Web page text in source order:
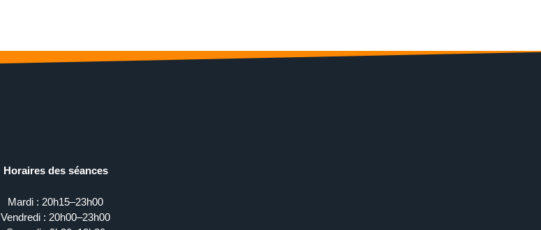
Horaires des séances
Mardi : 20h15–23h00
Vendredi : 20h00–23h00